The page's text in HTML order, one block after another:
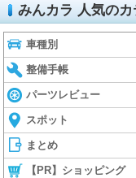
みんカラ 人気のカ
車種別
整備手帳
パーツレビュー
スポット
まとめ
【PR】ショッピング